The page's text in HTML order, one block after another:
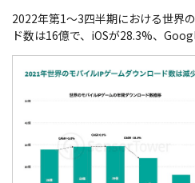
2022年第1～3四半期における世界
ド数は16億で、iOSが28.3%、